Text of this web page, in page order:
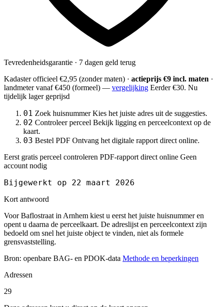
Tevredenheidsgarantie · 7 dagen geld terug
Kadaster officieel €2,95 (zonder maten) · actieprijs €9 incl. maten ·
landmetervanaf €450 (formeel) — vergelijking Eerder €30. Nu
tijdelijk lager geprijsd
01 Zoek huisnummer Kies het juiste adres uit de suggesties.
02 Controleer perceel Bekijk ligging en perceelcontext op de
kaart.
03 Bestel PDF Ontvang het digitale rapport direct online.
Eerst gratis perceel controleren PDF-rapport direct online Geen
account nodig
Bijgewerkt op 22 maart 2026
Kort antwoord
Voor Baflostraat in Arnhem kiest u eerst het juiste huisnummer en
opent u daarna de perceelkaart. De adreslijst en perceelcontext zijn
bedoeld om snel het juiste object te vinden, niet als formele
grensvaststelling.
Bron: openbare BAG- en PDOK-data Methode en beperkingen
Adressen
29